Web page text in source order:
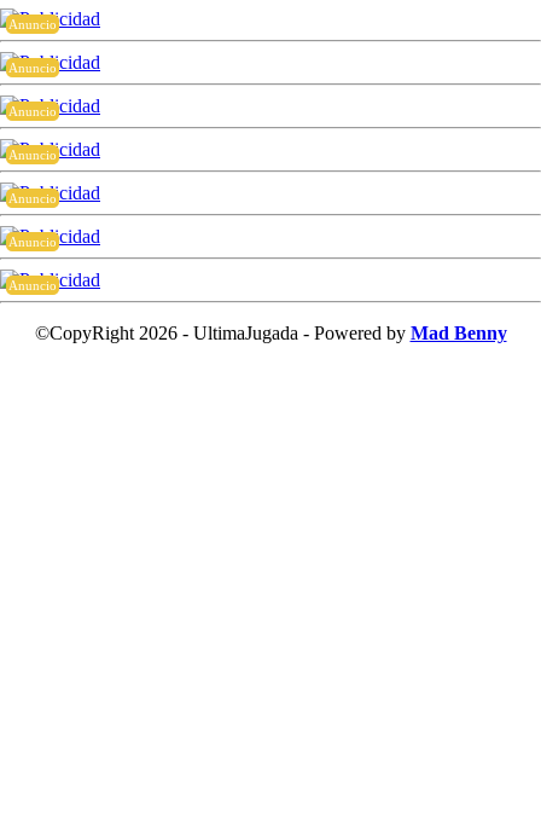
Anuncio
Anuncio
Anuncio
Anuncio
Anuncio
Anuncio
Anuncio
©CopyRight 2026 - UltimaJugada - Powered by Mad Benny